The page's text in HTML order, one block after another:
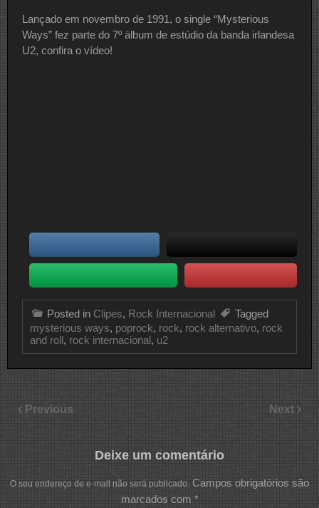
Lançado em novembro de 1991, o single “Mysterious
Ways” fez parte do 7º álbum de estúdio da banda irlandesa
U2, confira o vídeo!
Posted in Clipes, Rock Internacional
Tagged
mysterious ways, poprock, rock, rock alternativo, rock
and roll, rock internacional, u2
Previous Next
Deixe um comentário
O seu endereço de e-mail não será publicado. Campos obrigatórios são
marcados com *